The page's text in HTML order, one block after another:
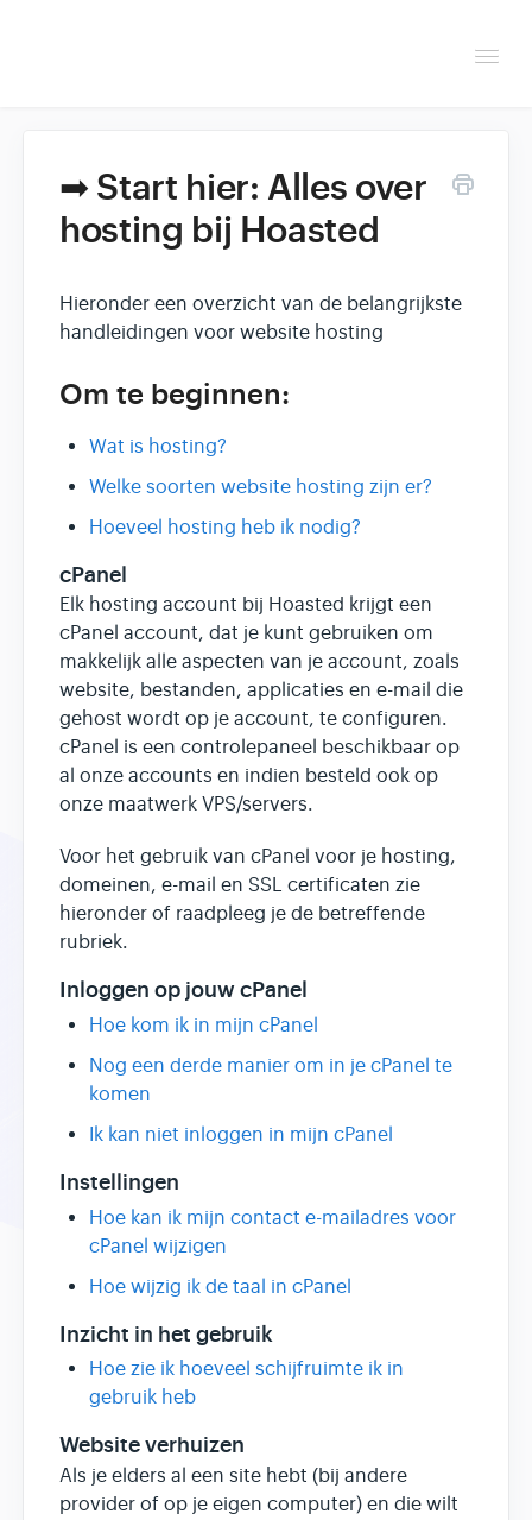
Helpdesk
Reseller & developer
➡ Start hier: Alles over
hosting bij Hoasted
Hieronder een overzicht van de belangrijkste
handleidingen voor website hosting
Om te beginnen:
Wat is hosting?
Welke soorten website hosting zijn er?
Hoeveel hosting heb ik nodig?
cPanel
Elk hosting account bij Hoasted krijgt een
cPanel account, dat je kunt gebruiken om
makkelijk alle aspecten van je account, zoals
website, bestanden, applicaties en e-mail die
gehost wordt op je account, te configuren.
cPanel is een controlepaneel beschikbaar op
al onze accounts en indien besteld ook op
onze maatwerk VPS/servers.
Voor het gebruik van cPanel voor je hosting,
domeinen, e-mail en SSL certificaten zie
hieronder of raadpleeg je de betreffende
rubriek.
Inloggen op jouw cPanel
Hoe kom ik in mijn cPanel
Nog een derde manier om in je cPanel te
komen
Ik kan niet inloggen in mijn cPanel
Instellingen
Hoe kan ik mijn contact e-mailadres voor
cPanel wijzigen
Hoe wijzig ik de taal in cPanel
Inzicht in het gebruik
Hoe zie ik hoeveel schijfruimte ik in
gebruik heb
Website verhuizen
Als je elders al een site hebt (bij andere
provider of op je eigen computer) en die wilt